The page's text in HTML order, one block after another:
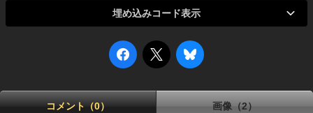
埋め込みコード表示
コメント（0） 画像（2）